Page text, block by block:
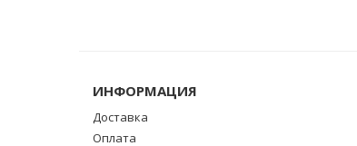
ИНФОРМАЦИЯ
Доставка
Оплата